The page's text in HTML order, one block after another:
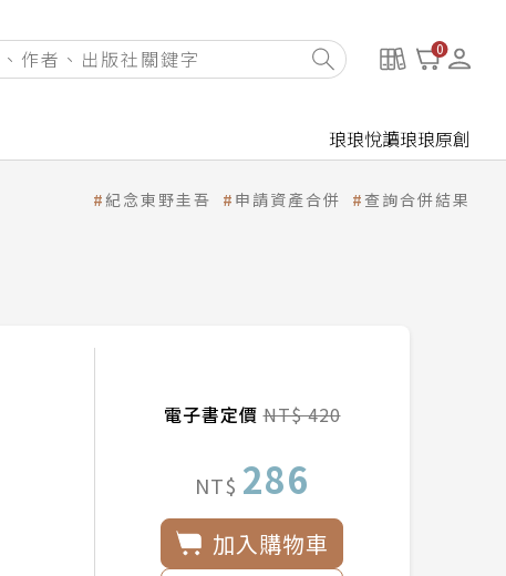
0
琅琅悅讀琅琅原創
紀念東野圭吾 申請資產合併 查詢合併結果
電子書定價NT$ 420
NT$ 286
加入購物車